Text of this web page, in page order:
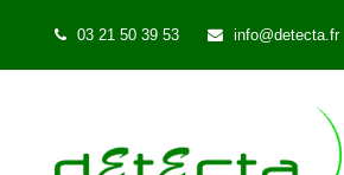
03 21 50 39 53 info@detecta.fr